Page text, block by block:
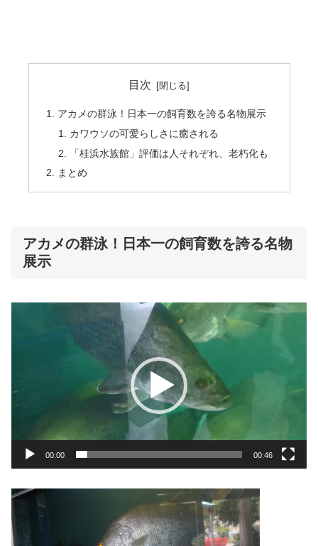
目次
アカメの群泳！日本一の飼育数を誇る名物展示
カワウソの可愛らしさに癒される
「桂浜水族館」評価は人それぞれ、老朽化も
まとめ
アカメの群泳！日本一の飼育数を誇る名物
展示
ー
00:00 00:46